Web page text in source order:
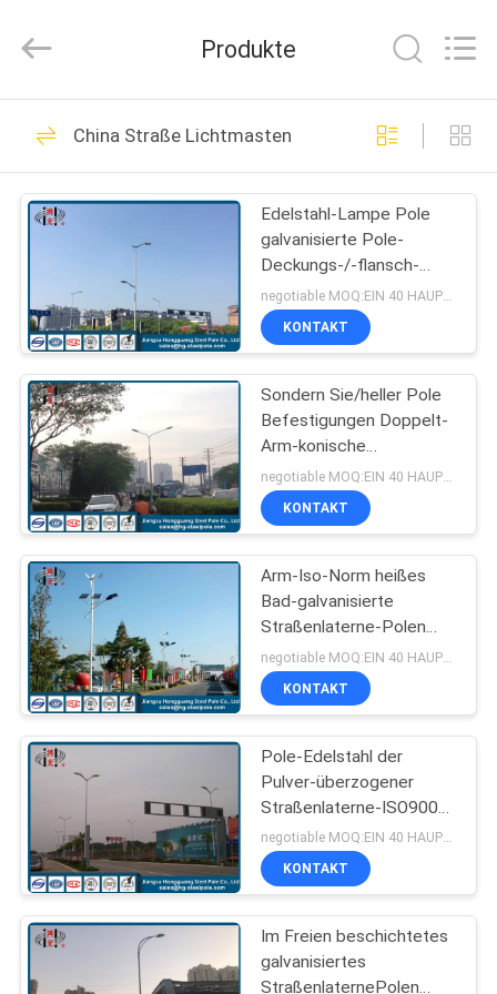
HAUS
PRODUKTE
VR
SHOW
ÜBER
UNS
FABRIK-
AUSFLUG
QUALITÄTSKONTROLLE
TRETEN
SIE
UNS
IN
VERBINDUNG
co.,ltd.
Reserved.
Stahl- Röhren-Pole
325
Elektrische Leistung
Pole
258
Kraftübertragung
Polen
Galvanisierter Stahl-
Pole
100
Produkte
China Straße Lichtmasten
Edelstahl-Lampe Pole
galvanisierte Pole-
Deckungs-/-flansch-
Verbindung
negotiable MOQ:EIN 40 HAUPTQUARTIER-BEHÄLTER
KONTAKT
Sondern Sie/heller Pole
Befestigungen Doppelt-
Arm-konische
Straßenlaterne-Polen im
Freien aus
KONTAKT
Arm-Iso-Norm heißes
Bad-galvanisierte
Straßenlaterne-Polen
einfache oder doppelte
im Freien
KONTAKT
Pole-Edelstahl der
Pulver-überzogener
Straßenlaterne-ISO9001-
2008 gegen Erdbeben
negotiable MOQ:EIN 40 HAUPTQUARTIER-BEHÄLTER
KONTAKT
Im Freien beschichtetes
galvanisiertes
StraßenlaternePolen